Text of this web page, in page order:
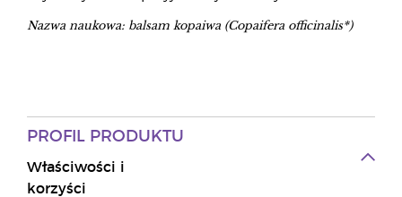
Nazwa naukowa: balsam kopaiwa (Copaifera officinalis*)
PROFIL PRODUKTU
Właściwości i
korzyści